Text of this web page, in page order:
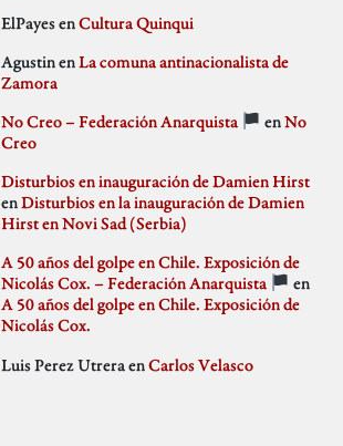
Sin categoría
abril 2019
febrero 2019
enero 2019
diciembre 2018
noviembre 2018
octubre 2018
septiembre 2018
agosto 2018
julio 2018
mayo 2018
abril 2018
marzo 2018
febrero 2018
diciembre 2017
ElPayesenCultura Quinqui
AgustinenLa comuna antinacionalista de
Zamora
No Creo – Federación Anarquista
enNo
Creo
Disturbios en inauguración de Damien Hirst
enDisturbios en la inauguración de Damien
Hirst en Novi Sad (Serbia)
A 50 años del golpe en Chile. Exposición de
Nicolás Cox. – Federación Anarquista
en
A 50 años del golpe en Chile. Exposición de
Nicolás Cox.
Luis Perez Utrera enCarlos Velasco